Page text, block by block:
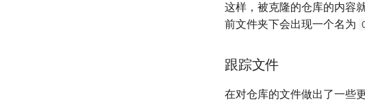
这样，被克隆的仓库的内容
前文件夹下会出现一个名为
跟踪文件
在对仓库的文件做出了一些